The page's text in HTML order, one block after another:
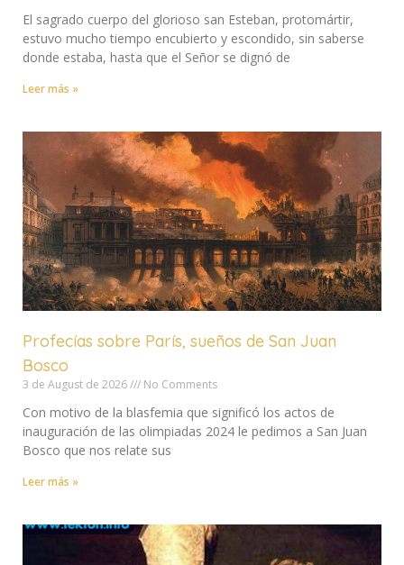
El sagrado cuerpo del glorioso san Esteban, protomártir,
estuvo mucho tiempo encubierto y escondido, sin saberse
donde estaba, hasta que el Señor se dignó de
Leer más »
Profecías sobre París, sueños de San Juan
Bosco
3 de August de 2026 No Comments
Con motivo de la blasfemia que significó los actos de
inauguración de las olimpiadas 2024 le pedimos a San Juan
Bosco que nos relate sus
Leer más »